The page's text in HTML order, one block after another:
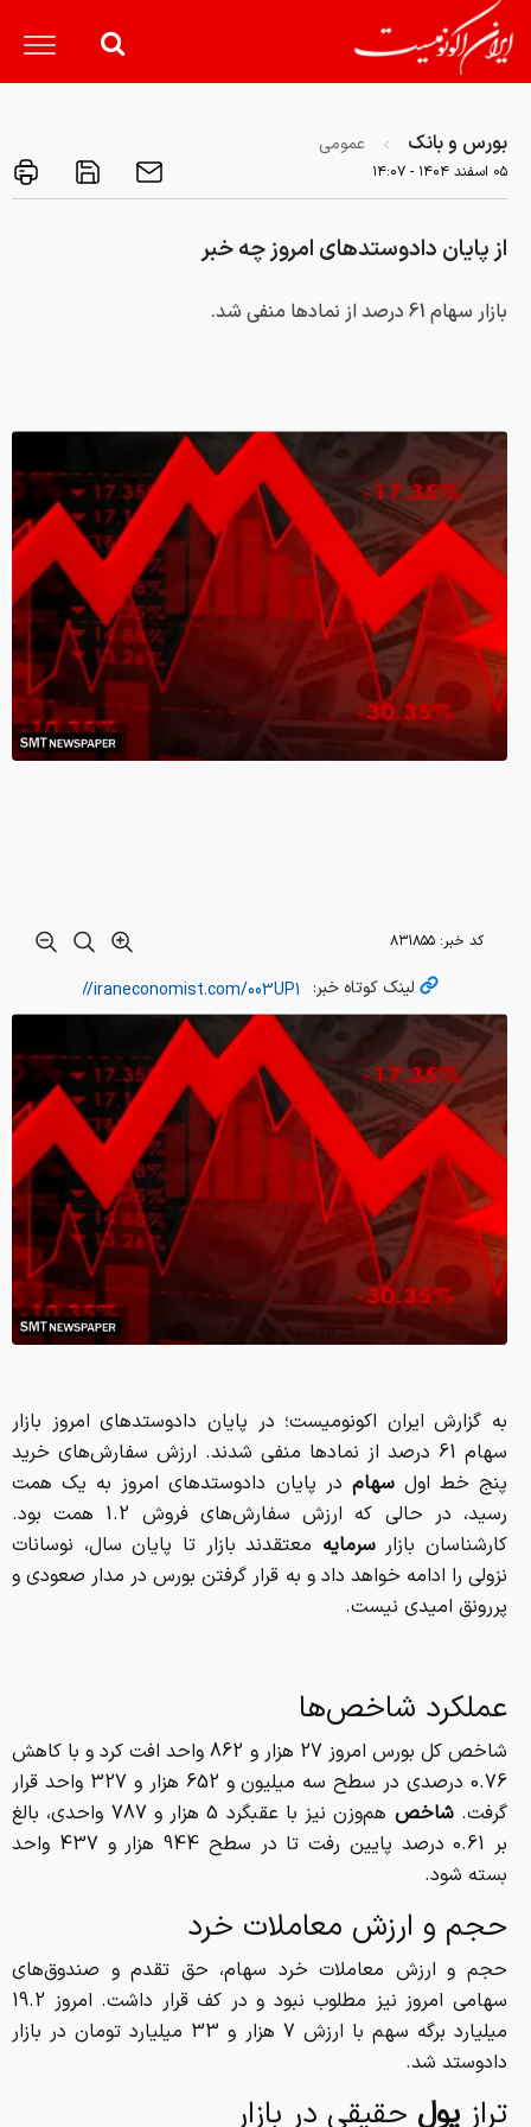
بورس و بانک عمومی
۰۵ اسفند ۱۴۰۴ - ۱۴:۰۷
از پایان دادوستدهای امروز چه خبر
بازار سهام 61 درصد از نمادها منفی شد.
کد خبر: ۸۳۱۸۵۵
لینک کوتاه خبر:
به گزارش ایران اکونومیست؛ در پایان دادوستدهای امروز بازار
سهام 61 درصد از نمادها منفی شدند. ارزش سفارش‌های خرید
پنج خط اولسهام در پایان دادوستدهای امروز به یک همت
رسید، در حالی که ارزش سفارش‌های فروش 1.2 همت بود.
کارشناسان بازارسرمایه معتقدند بازار تا پایان سال، نوسانات
نزولی را ادامه خواهد داد و به قرار گرفتن بورس در مدار صعودی و
پررونق امیدی نیست.
عملکرد شاخص‌ها
شاخص کل بورس امروز 27 هزار و 862 واحد افت کرد و با کاهش
0.76 درصدی در سطح سه میلیون و 652 هزار و 327 واحد قرار
گرفت.شاخص
هم‌وزن نیز با عقبگرد 5 هزار و 787 واحدی، بالغ
بر 0.61 درصد پایین رفت تا در سطح 944 هزار و 437 واحد
بسته شود.
حجم و ارزش معاملات خرد
حجم و ارزش معاملات خرد سهام، حق تقدم و صندوق‌های
سهامی امروز نیز مطلوب نبود و در کف قرار داشت. امروز 19.2
میلیارد برگه سهم با ارزش 7 هزار و 33 میلیارد تومان در بازار
دادوستد شد.
تراز پول حقیقی در بازار